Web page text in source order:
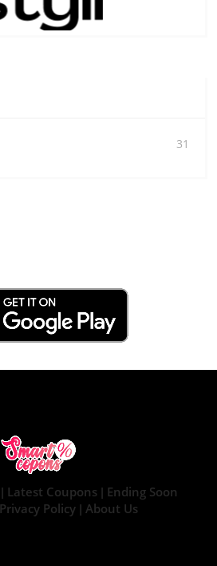
31
| Latest Coupons | Ending Soon
Privacy Policy | About Us